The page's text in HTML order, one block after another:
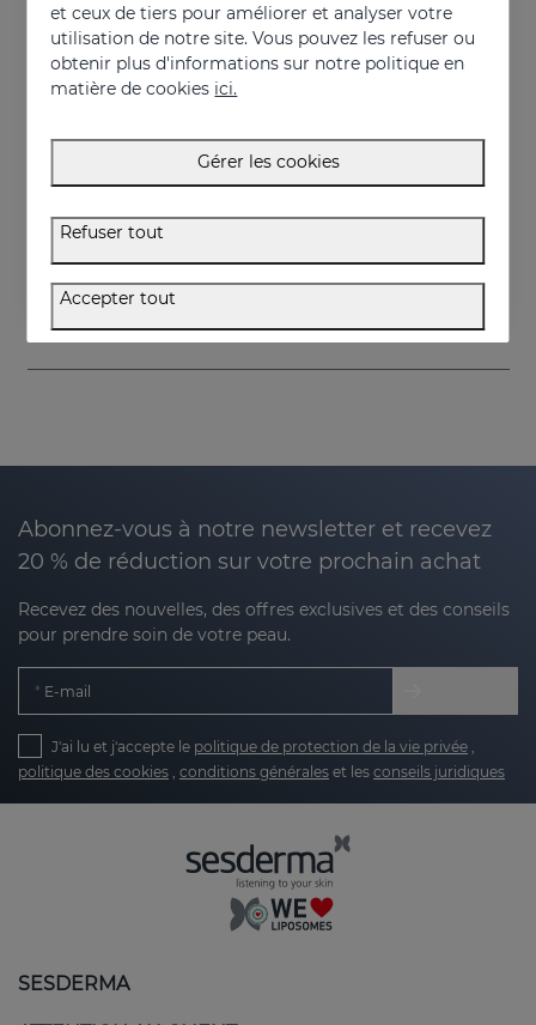
VITISES Ecad Gel
57.95 €
Abonnez-vous à notre newsletter et recevez
20 % de réduction sur votre prochain achat
Recevez des nouvelles, des offres exclusives et des conseils
pour prendre soin de votre peau.
E-mail
J'ai lu et j'accepte le politique de protection de la vie privée
politique des cookies conditions générales et les conseils juridiques
SESDERMA
et ceux de tiers pour améliorer et analyser votre
utilisation de notre site. Vous pouvez les refuser ou
obtenir plus d'informations sur notre politique en
matière de cookies ici.
Gérer les cookies
Refuser tout
Accepter tout